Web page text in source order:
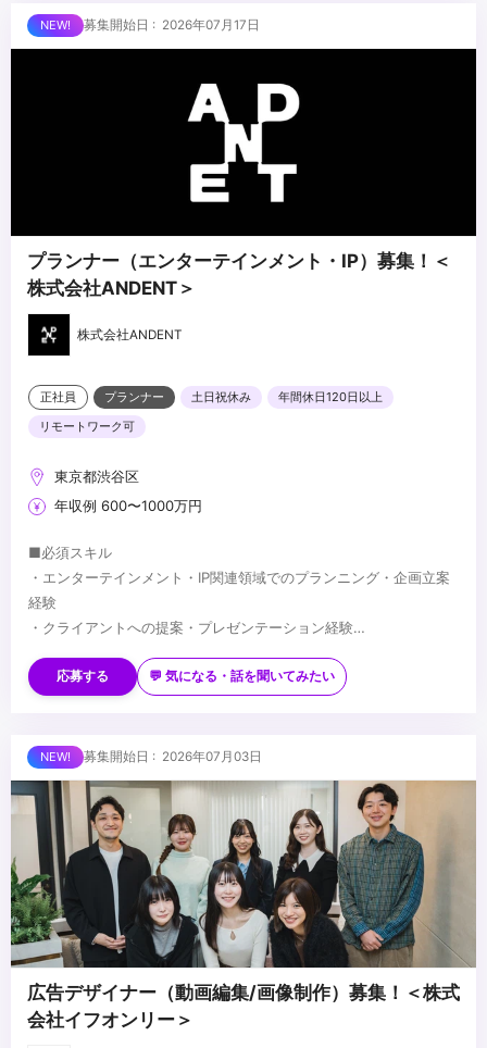
・実写・アニメ双方のVFX経験
・コンポジッター・クリエイター等のチームマネジメント
■求める人物像
・VFX工程全体を俯瞰し、監督・プロデューサーと対等に折衝でき
・パイプライン設計・チームビルディングを自ら主導できる方
・技術的バックグラウンドとマネジメント力を併せ持つ方
募集開始日 : 2026年07月17日
プランナー（エンターテインメント・IP）募集！＜
株式会社ANDENT＞
株式会社ANDENT
正社員 プランナー 土日祝休み
年間休日120日以上
リモートワーク可
東京都渋谷区
年収例 600〜1000万円
■必須スキル
・エンターテインメント・IP関連領域でのプランニング・企画立案
経験
・クライアントへの提案・プレゼンテーション経験
・広告代理店等でのエンターテインメント・IP案件のプランニング
経験
・イベント・展示会・空間演出等の企画経験
・CG・映像制作に関する基礎知識
■求める人物像
・アニメ・漫画・映画等、エンターテインメントへの深い理解を持
つ方
・担当IPを自ら読み込み・理解した上で提案できる方
・IPの世界観を広げる視点で企画に取り組める方
...
応募する 💬 気になる・話を聞いてみたい
募集開始日 : 2026年07月03日
広告デザイナー（動画編集/画像制作）募集！＜株式
会社イフオンリー＞